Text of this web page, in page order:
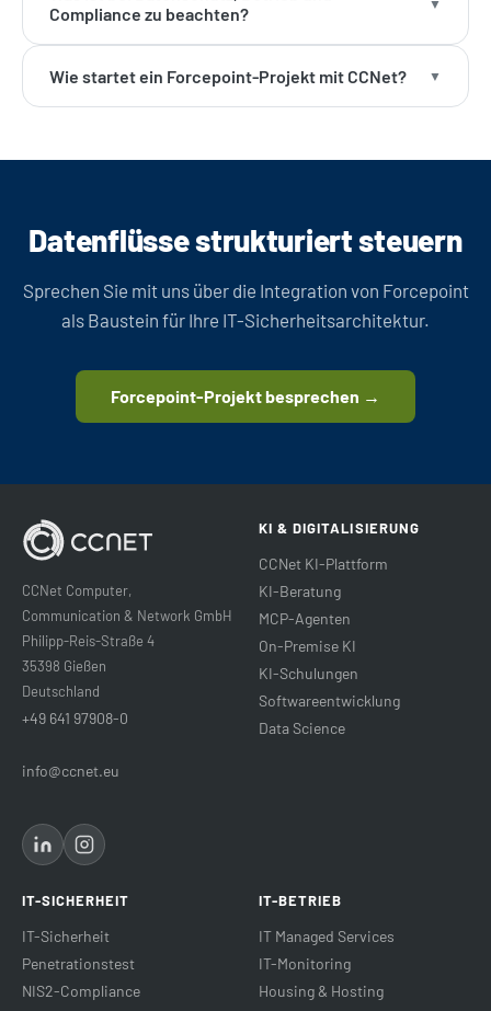
Compliance zu beachten?
Wie startet ein Forcepoint-Projekt mit CCNet?
Datenflüsse strukturiert steuern
Sprechen Sie mit uns über die Integration von Forcepoint
als Baustein für Ihre IT-Sicherheitsarchitektur.
Forcepoint-Projekt besprechen →
CCNet Computer,
Communication & Network GmbH
Philipp-Reis-Straße 4
35398 Gießen
Deutschland
+49 641 97908-0
info@ccnet.eu
KI & DIGITALISIERUNG
CCNet KI-Plattform
KI-Beratung
MCP-Agenten
On-Premise KI
KI-Schulungen
Softwareentwicklung
Data Science
IT-SICHERHEIT
IT-Sicherheit
Penetrationstest
NIS2-Compliance
IT-BETRIEB
IT Managed Services
IT-Monitoring
Housing & Hosting